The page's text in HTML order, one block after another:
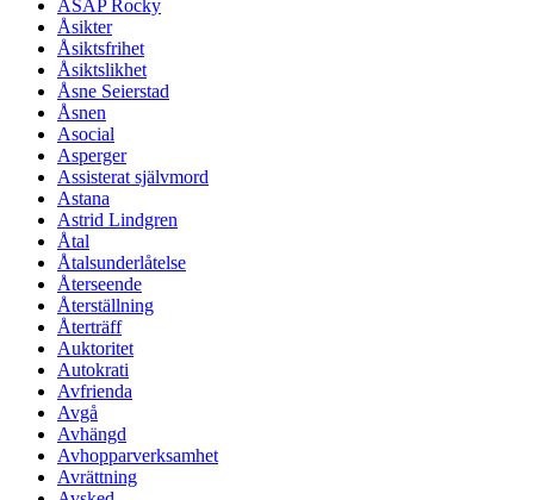
ASAP Rocky
Åsikter
Åsiktsfrihet
Åsiktslikhet
Åsne Seierstad
Åsnen
Asocial
Asperger
Assisterat självmord
Astana
Astrid Lindgren
Åtal
Åtalsunderlåtelse
Återseende
Återställning
Återträff
Auktoritet
Autokrati
Avfrienda
Avgå
Avhängd
Avhopparverksamhet
Avrättning